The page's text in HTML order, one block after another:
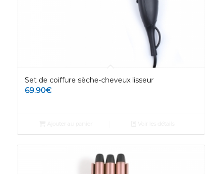
Set de coiffure sèche-cheveux lisseur
69.90€